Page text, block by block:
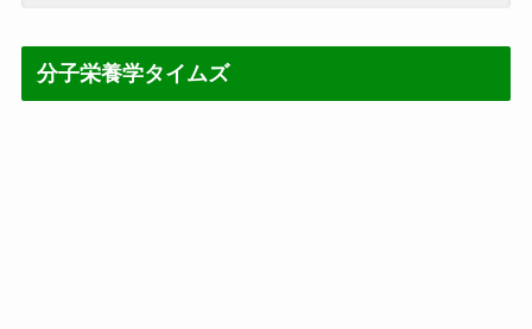
分子栄養学タイムズ